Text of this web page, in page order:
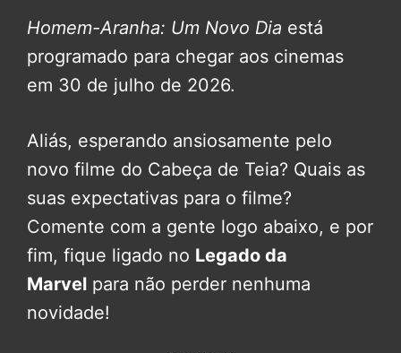
Homem-Aranha: Um Novo Dia está
programado para chegar aos cinemas
em 30 de julho de 2026.
Aliás, esperando ansiosamente pelo
novo filme do Cabeça de Teia? Quais as
suas expectativas para o filme?
Comente com a gente logo abaixo, e por
fim, fique ligado no Legado da
Marvel para não perder nenhuma
novidade!